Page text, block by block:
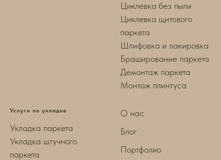
Циклевка без пыли
Циклевка щитового
паркета
Шлифовка и лакировка
Браширование паркета
Демонтаж паркета
Монтаж плинтуса
Услуги по укладке
Укладка паркета
Укладка штучного
паркета
О нас
Блог
Портфолио